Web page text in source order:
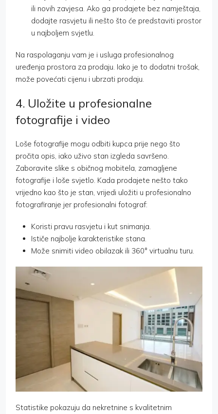
ili novih zavjesa. Ako ga prodajete bez namještaja,
dodajte rasvjetu ili nešto što će predstaviti prostor
u najboljem svjetlu.
Na raspolaganju vam je i usluga profesionalnog
uređenja prostora za prodaju. Iako je to dodatni trošak,
može povećati cijenu i ubrzati prodaju.
4. Uložite u profesionalne
fotografije i video
Loše fotografije mogu odbiti kupca prije nego što
pročita opis, iako uživo stan izgleda savršeno.
Zaboravite slike s običnog mobitela, zamagljene
fotografije i loše svjetlo. Kada prodajete nešto tako
vrijedno kao što je stan, vrijedi uložiti u profesionalno
fotografiranje jer profesionalni fotograf:
Koristi pravu rasvjetu i kut snimanja.
Ističe najbolje karakteristike stana.
Može snimiti video obilazak ili 360° virtualnu turu.
Statistike pokazuju da nekretnine s kvalitetnim